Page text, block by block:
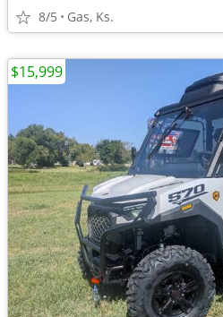
8/5 Gas, Ks.
$15,999